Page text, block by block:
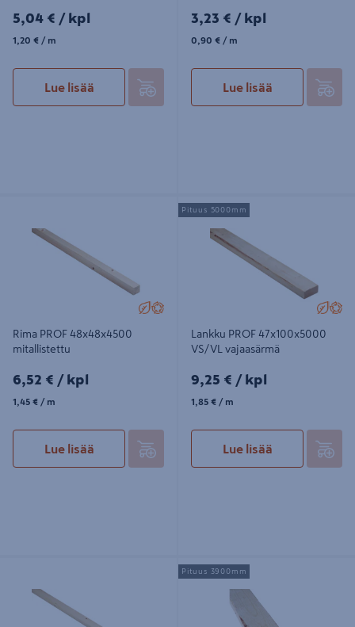
5,04€/kpl
5,04 € / kpl
1,20€/m
1,20 € / m
Lue lisää
3,23€/kpl
3,23 € / kpl
0,90€/m
0,90 € / m
Lue lisää
Rima PROF 48x48x4500
mitallistettu
6,52€/kpl
6,52 € / kpl
1,45€/m
1,45 € / m
Lue lisää
Lankku PROF 47x100x5000 VS/VL
vajaasärmä
Lankku PROF 47x100x5000
VS/VL vajaasärmä
9,25€/kpl
9,25 € / kpl
1,85€/m
1,85 € / m
Lue lisää
Pituus 5000mm
Lauta PROF 22x100x3900 PL/VL
vajaasärmä
Pituus 3900mm